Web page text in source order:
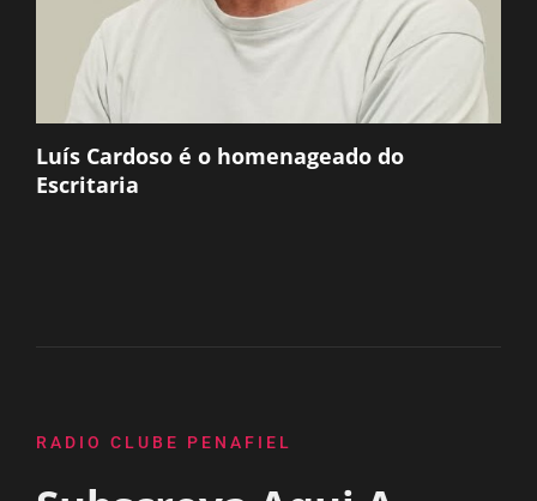
Luís Cardoso é o homenageado do
Escritaria
RADIO CLUBE PENAFIEL